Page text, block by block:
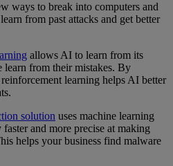
ways to break into computers and
from past attacks and get better
allows AI to learn from its
learn from their mistakes. By
learning helps AI better
solution uses machine learning
and more precise at making
helps your business find malware